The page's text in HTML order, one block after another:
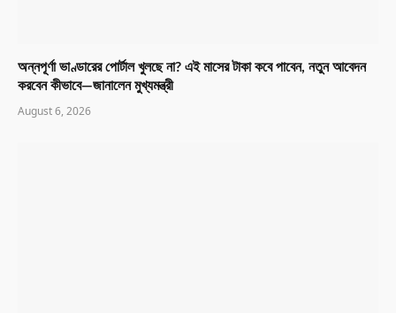
অন্নপূর্ণা ভাণ্ডারের পোর্টাল খুলছে না? এই মাসের টাকা কবে পাবেন, নতুন আবেদন
করবেন কীভাবে—জানালেন মুখ্যমন্ত্রী
August 6, 2026